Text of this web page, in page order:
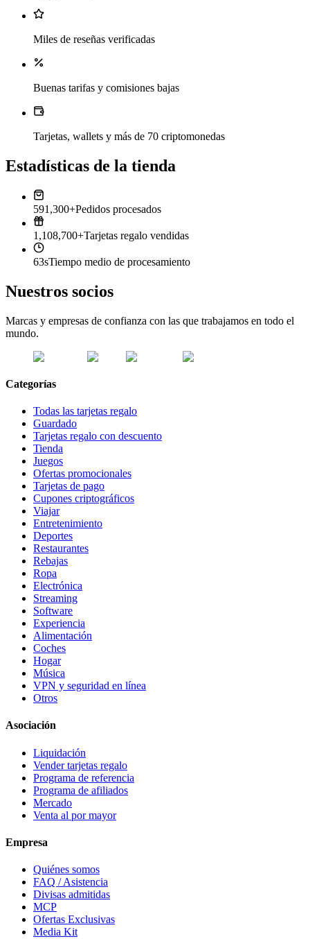
Miles de reseñas verificadas
Buenas tarifas y comisiones bajas
Tarjetas, wallets y más de 70 criptomonedas
Estadísticas de la tienda
591,300+Pedidos procesados
1,108,700+Tarjetas regalo vendidas
63sTiempo medio de procesamiento
Nuestros socios
Marcas y empresas de confianza con las que trabajamos en todo el
mundo.
Categorías
Todas las tarjetas regalo
Guardado
Tarjetas regalo con descuento
Tienda
Juegos
Ofertas promocionales
Tarjetas de pago
Cupones criptográficos
Viajar
Entretenimiento
Deportes
Restaurantes
Rebajas
Ropa
Electrónica
Streaming
Software
Experiencia
Alimentación
Coches
Hogar
Música
VPN y seguridad en línea
Otros
Asociación
Liquidación
Vender tarjetas regalo
Programa de referencia
Programa de afiliados
Mercado
Venta al por mayor
Empresa
Quiénes somos
FAQ / Asistencia
Divisas admitidas
MCP
Ofertas Exclusivas
Media Kit